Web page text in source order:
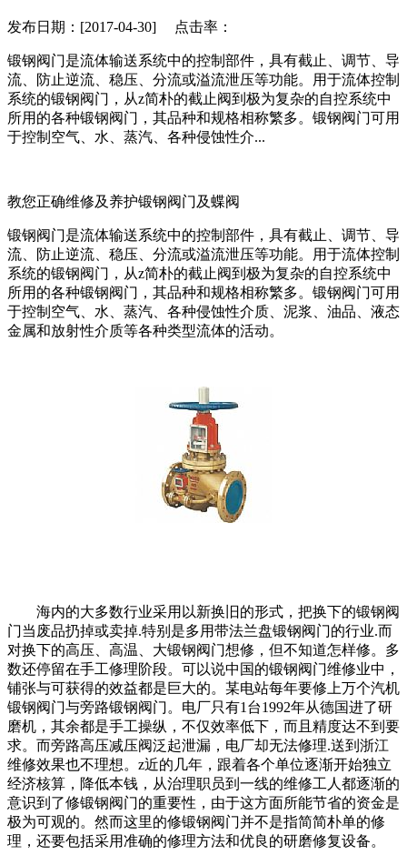
发布日期：[2017-04-30] 点击率：
锻钢阀门是流体输送系统中的控制部件，具有截止、调节、导
流、防止逆流、稳压、分流或溢流泄压等功能。用于流体控制
系统的锻钢阀门，从z简朴的截止阀到极为复杂的自控系统中
所用的各种锻钢阀门，其品种和规格相称繁多。锻钢阀门可用
于控制空气、水、蒸汽、各种侵蚀性介...
教您正确维修及养护锻钢阀门及蝶阀
锻钢阀门是流体输送系统中的控制部件，具有截止、调节、导
流、防止逆流、稳压、分流或溢流泄压等功能。用于流体控制
系统的锻钢阀门，从z简朴的截止阀到极为复杂的自控系统中
所用的各种锻钢阀门，其品种和规格相称繁多。锻钢阀门可用
于控制空气、水、蒸汽、各种侵蚀性介质、泥浆、油品、液态
金属和放射性介质等各种类型流体的活动。
海内的大多数行业采用以新换旧的形式，把换下的锻钢阀
门当废品扔掉或卖掉.特别是多用带法兰盘锻钢阀门的行业.而
对换下的高压、高温、大锻钢阀门想修，但不知道怎样修。多
数还停留在手工修理阶段。可以说中国的锻钢阀门维修业中，
铺张与可获得的效益都是巨大的。某电站每年要修上万个汽机
锻钢阀门与旁路锻钢阀门。电厂只有1台1992年从德国进了研
磨机，其余都是手工操纵，不仅效率低下，而且精度达不到要
求。而旁路高压减压阀泛起泄漏，电厂却无法修理.送到浙江
维修效果也不理想。z近的几年，跟着各个单位逐渐开始独立
经济核算，降低本钱，从治理职员到一线的维修工人都逐渐的
意识到了修锻钢阀门的重要性，由于这方面所能节省的资金是
极为可观的。然而这里的修锻钢阀门并不是指简简朴单的修
理，还要包括采用准确的修理方法和优良的研磨修复设备。